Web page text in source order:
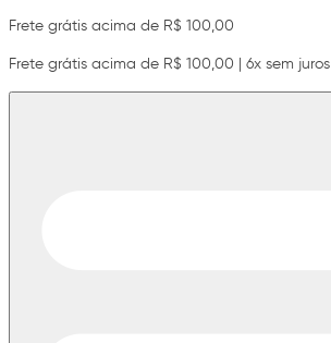
Frete grátis acima de R$ 100,00
Frete grátis acima de R$ 100,00 | 6x sem juros